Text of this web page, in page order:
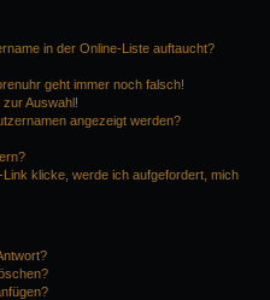
in der Online-Liste auftaucht?
geht immer noch falsch!
Auswahl!
angezeigt werden?
klicke, werde ich aufgefordert, mich